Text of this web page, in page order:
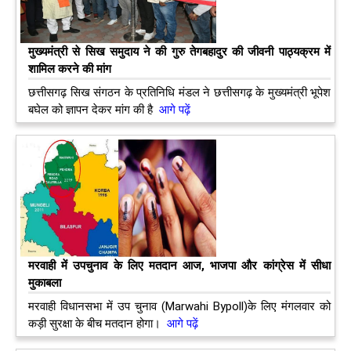
मुख्यमंत्री से सिख समुदाय ने की गुरु तेगबहादुर की जीवनी पाठ्यक्रम में
शामिल करने की मांग
छत्तीसगढ़ सिख संगठन के प्रतिनिधि मंडल ने छत्तीसगढ़ के मुख्यमंत्री भूपेश
बघेल को ज्ञापन देकर मांग की हैआगे पढ़ें
मरवाही में उपचुनाव के लिए मतदान आज, भाजपा और कांग्रेस में सीधा
मुकाबला
मरवाही विधानसभा में उप चुनाव (Marwahi Bypoll)के लिए मंगलवार को
कड़ी सुरक्षा के बीच मतदान होगा।
आगे पढ़ें